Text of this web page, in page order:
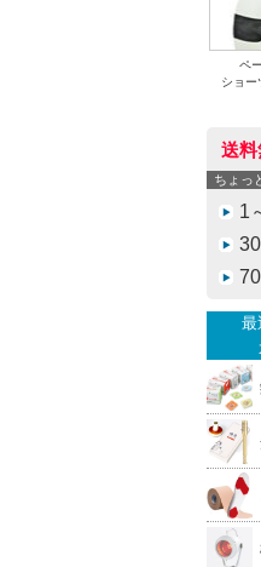
ペ
ショー
送料
ちょっ
1
最